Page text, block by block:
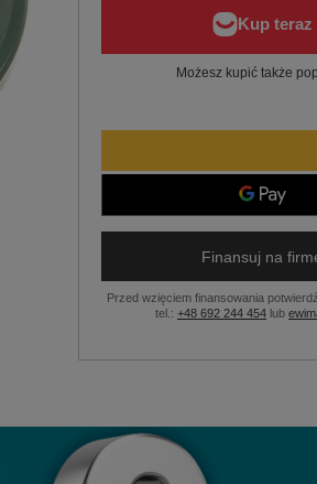
Możesz kupić także
Finansuj na
Przed wzięciem finansowania
tel.:+48 692 244 454 lub